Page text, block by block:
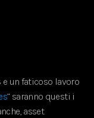
un faticoso lavoro
” saranno questi i
asset